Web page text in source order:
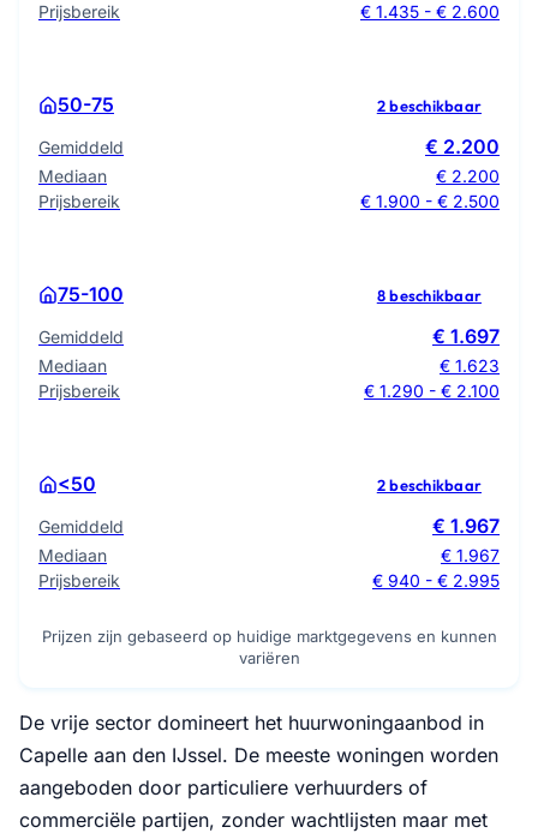
Prijsbereik
€ 1.435 - € 2.600
50-75 2 beschikbaar
Gemiddeld € 2.200
Mediaan
€ 2.200
Prijsbereik
€ 1.900 - € 2.500
75-100 8 beschikbaar
Gemiddeld € 1.697
Mediaan
€ 1.623
Prijsbereik
€ 1.290 - € 2.100
<50 2 beschikbaar
Gemiddeld € 1.967
Mediaan
€ 1.967
Prijsbereik
€ 940 - € 2.995
Prijzen zijn gebaseerd op huidige marktgegevens en kunnen
variëren
De vrije sector domineert het huurwoningaanbod in
Capelle aan den IJssel. De meeste woningen worden
aangeboden door particuliere verhuurders of
commerciële partijen, zonder wachtlijsten maar met